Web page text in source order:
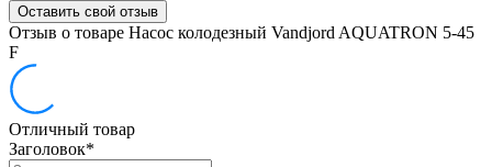
Оставить свой отзыв
Отзыв о товаре Насос колодезный Vandjord AQUATRON 5-45
F
Отличный товар
Заголовок*